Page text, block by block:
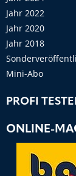
Jahr 2022
Jahr 2020
Jahr 2018
Mini-Abo
PROFI
ONLINE-